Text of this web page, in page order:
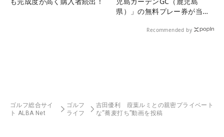
県）」の無料プレー券が当た
Recommended by
ゴルフ総合サイ
ト ALBA Net
ゴルフ
ライフ
吉田優利 葭葉ルミとの親密プライベート
な“蕎麦打ち”動画を投稿